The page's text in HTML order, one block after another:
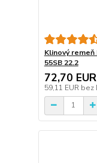
Klinový
55SB 22.2
72,70 EUR
59,11 EUR bez